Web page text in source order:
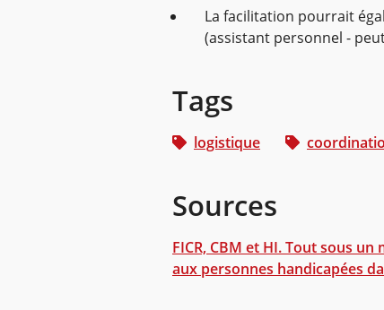
La facilitation pourrait
(assistant personnel -
Tags
logistique
Sources
FICR, CBM et HI. Tout sous
aux personnes handicapées